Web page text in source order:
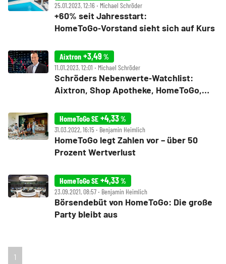
25.01.2023, 12:16 ‧ Michael Schröder
+60% seit Jahresstart:
HomeToGo‑Vorstand sieht sich auf Kurs
Aixtron +3,49%
11.01.2023, 12:01 ‧ Michael Schröder
Schröders Nebenwerte‑Watchlist:
Aixtron, Shop Apotheke, HomeToGo,
Sprinter, Dauerläufer und Nachzügler –
der Jahresstart 2023
HomeToGo SE +4,33%
31.03.2022, 16:15 ‧ Benjamin Heimlich
HomeToGo legt Zahlen vor – über 50
Prozent Wertverlust
HomeToGo SE +4,33%
23.09.2021, 08:57 ‧ Benjamin Heimlich
Börsendebüt von HomeToGo: Die große
Party bleibt aus
1